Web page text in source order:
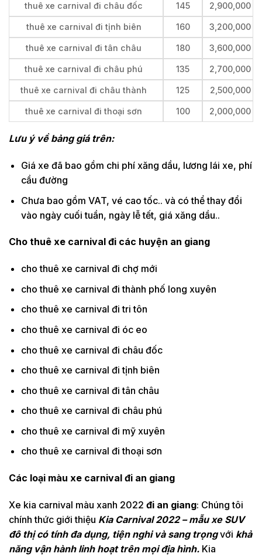
thuê xe carnival đi châu đốc 145 2,900,000
thuê xe carnival đi tịnh biên 160 3,200,000
thuê xe carnival đi tân châu 180 3,600,000
thuê xe carnival đi châu phú 135 2,700,000
thuê xe carnival đi châu thành 125 2,500,000
thuê xe carnival đi thoại sơn 100 2,000,000
Lưu ý về bảng giá trên:
Giá xe đã bao gồm chi phí xăng dầu, lương lái xe, phí
cầu đường
Chưa bao gồm VAT, vé cao tốc.. và có thể thay đổi
vào ngày cuối tuần, ngày lễ tết, giá xăng dầu..
Cho thuê xe carnival đi các huyện an giang
cho thuê xe carnival đi chợ mới
cho thuê xe carnival đi thành phố long xuyên
cho thuê xe carnival đi tri tôn
cho thuê xe carnival đi óc eo
cho thuê xe carnival đi châu đốc
cho thuê xe carnival đi tịnh biên
cho thuê xe carnival đi tân châu
cho thuê xe carnival đi châu phú
cho thuê xe carnival đi mỹ xuyên
cho thuê xe carnival đi thoại sơn
Các loại màu xe carnival đi an giang
Xe kia carnival màu xanh 2022 đi an giang: Chúng tôi
chính thức giới thiệu Kia Carnival 2022 – mẫu xe SUV
đô thị có tính đa dụng, tiện nghi và sang trọngvới khả
năng vận hành linh hoạt trên mọi địa hình. Kia